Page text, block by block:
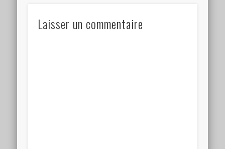
Laisser un commentaire